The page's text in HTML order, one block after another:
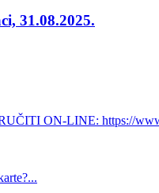
31.08.2025.
ON-LINE: https://